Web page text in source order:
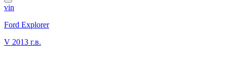
vin
Ford Explorer
V 2013 г.в.